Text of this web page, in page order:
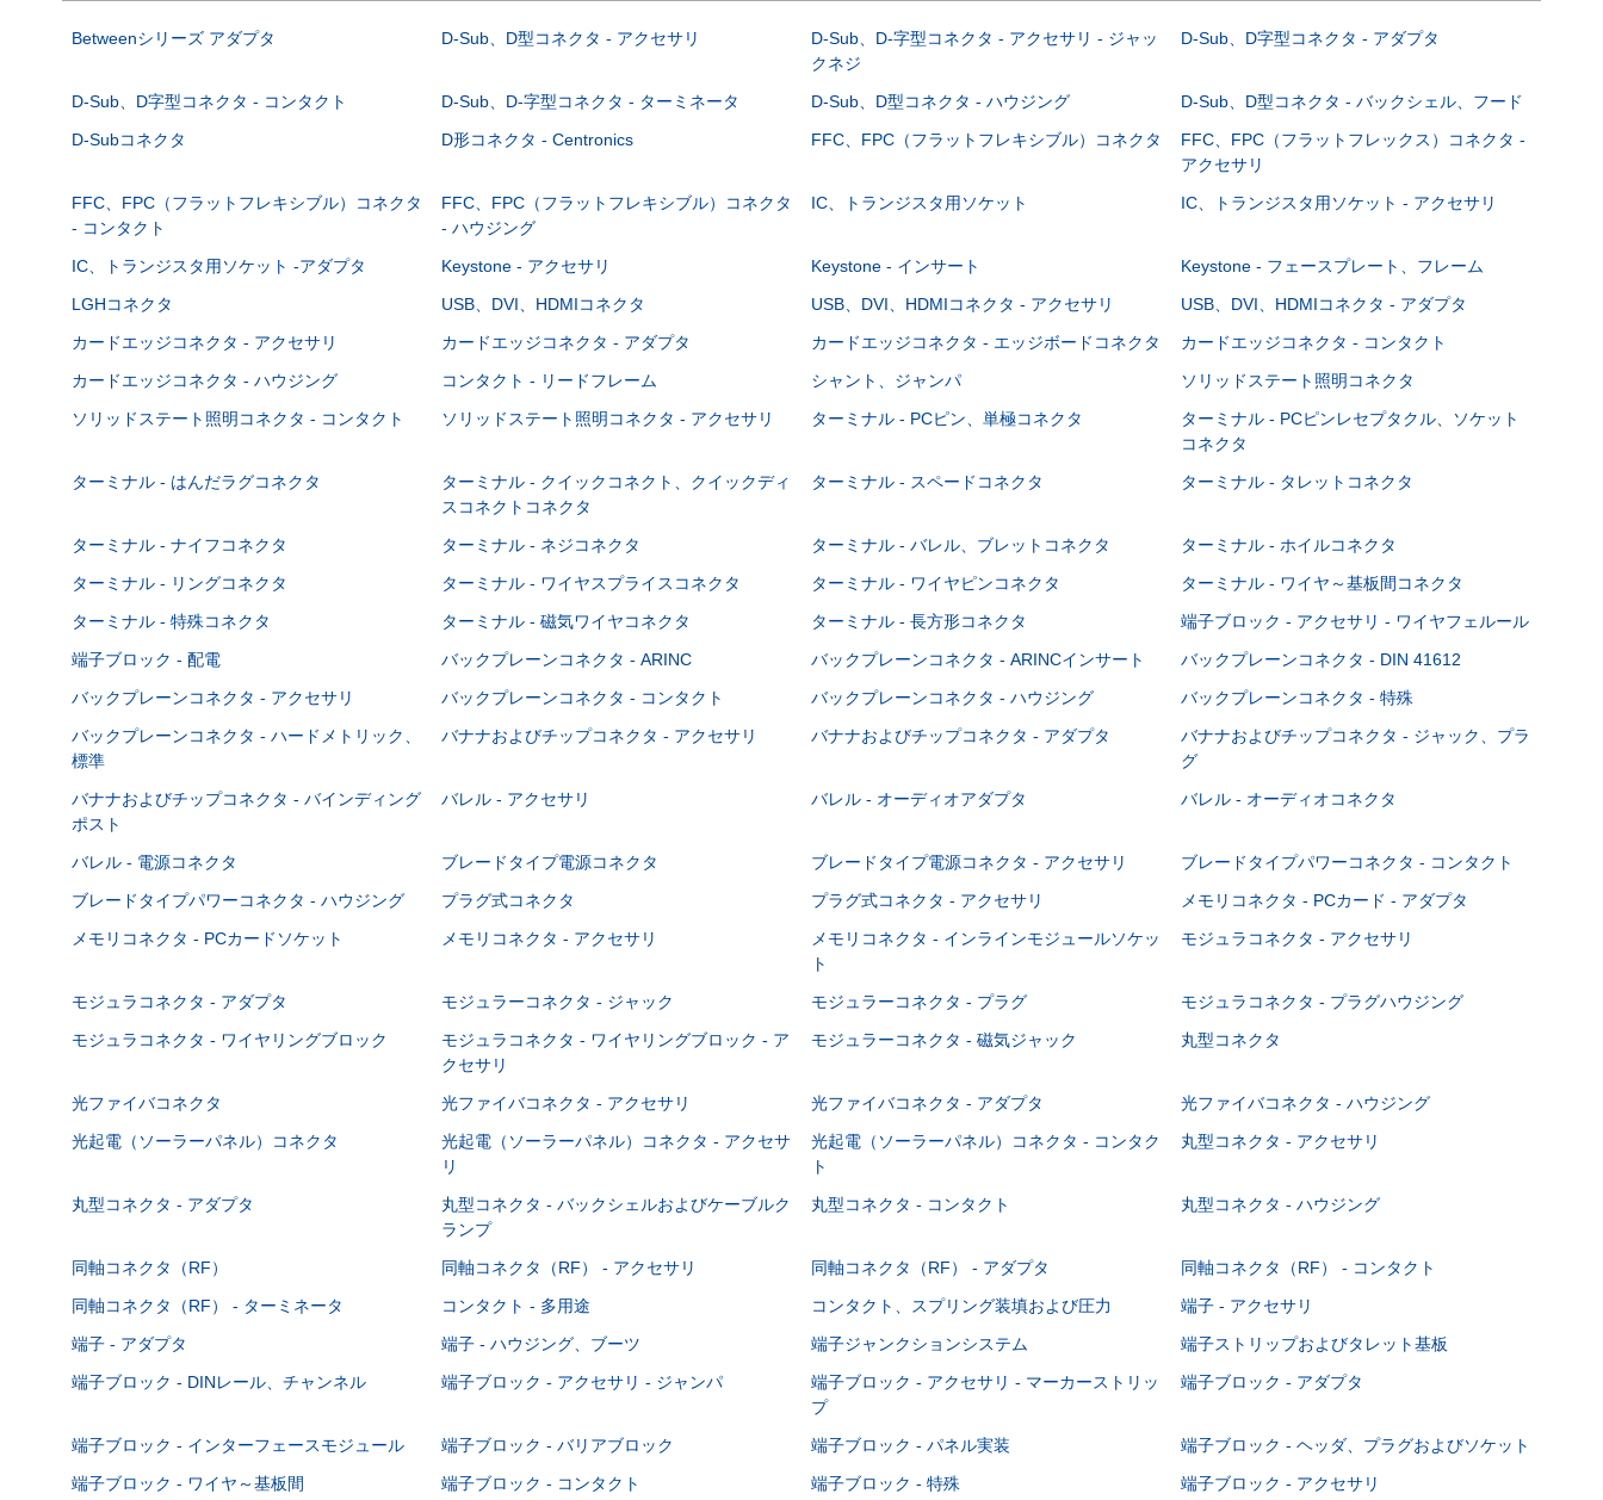
Betweenシリーズ アダプタ D-Sub、D型コネクタ - アクセサリ
D-Sub、D-字型コネクタ - アクセサリ - ジャッ
クネジ
D-Sub、D字型コネクタ - アダプタ
D-Sub、D字型コネクタ - コンタクト D-Sub、D-字型コネクタ - ターミネータ D-Sub、D型コネクタ - ハウジング
D-Sub、D型コネクタ - バックシェル、フード
D-Subコネクタ
D形コネクタ - Centronics FFC、FPC（フラットフレキシブル）コネクタ
FFC、FPC（フラットフレックス）コネクタ -
アクセサリ
FFC、FPC（フラットフレキシブル）コネクタ
- コンタクト
FFC、FPC（フラットフレキシブル）コネクタ
- ハウジング
IC、トランジスタ用ソケット IC、トランジスタ用ソケット - アクセサリ
IC、トランジスタ用ソケット -アダプタ Keystone - アクセサリ Keystone - インサート
Keystone - フェースプレート、フレーム
LGHコネクタ
USB、DVI、HDMIコネクタ USB、DVI、HDMIコネクタ - アクセサリ
USB、DVI、HDMIコネクタ - アダプタ
カードエッジコネクタ - アクセサリ
カードエッジコネクタ - アダプタ カードエッジコネクタ - エッジボードコネクタ
カードエッジコネクタ - コンタクト
カードエッジコネクタ - ハウジング
コンタクト - リードフレーム シャント、ジャンパ
ソリッドステート照明コネクタ
ソリッドステート照明コネクタ - コンタクト
ソリッドステート照明コネクタ - アクセサリ ターミナル - PCピン、単極コネクタ
ターミナル - PCピンレセプタクル、ソケット
コネクタ
ターミナル - はんだラグコネクタ
ターミナル - クイックコネクト、クイックディ
スコネクトコネクタ
ターミナル - スペードコネクタ ターミナル - タレットコネクタ
ターミナル - ナイフコネクタ ターミナル - ネジコネクタ ターミナル - バレル、ブレットコネクタ
ターミナル - ホイルコネクタ
ターミナル - リングコネクタ
ターミナル - ワイヤスプライスコネクタ ターミナル - ワイヤピンコネクタ
ターミナル - ワイヤ～基板間コネクタ
ターミナル - 特殊コネクタ
ターミナル - 磁気ワイヤコネクタ ターミナル - 長方形コネクタ
端子ブロック - アクセサリ - ワイヤフェルール
端子ブロック - 配電
バックプレーンコネクタ - ARINC バックプレーンコネクタ - ARINCインサート
バックプレーンコネクタ - DIN 41612
バックプレーンコネクタ - アクセサリ
バックプレーンコネクタ - コンタクト バックプレーンコネクタ - ハウジング
バックプレーンコネクタ - 特殊
バックプレーンコネクタ - ハードメトリック、
標準
バナナおよびチップコネクタ - アクセサリ バナナおよびチップコネクタ - アダプタ
バナナおよびチップコネクタ - ジャック、プラ
グ
バナナおよびチップコネクタ - バインディング
ポスト
バレル - アクセサリ バレル - オーディオアダプタ バレル - オーディオコネクタ
バレル - 電源コネクタ ブレードタイプ電源コネクタ ブレードタイプ電源コネクタ - アクセサリ
ブレードタイプパワーコネクタ - コンタクト
ブレードタイプパワーコネクタ - ハウジング
プラグ式コネクタ プラグ式コネクタ - アクセサリ
メモリコネクタ - PCカード - アダプタ
メモリコネクタ - PCカードソケット
メモリコネクタ - アクセサリ
メモリコネクタ - インラインモジュールソケッ
ト
モジュラコネクタ - アクセサリ
モジュラコネクタ - アダプタ モジュラーコネクタ - ジャック モジュラーコネクタ - プラグ
モジュラコネクタ - プラグハウジング
モジュラコネクタ - ワイヤリングブロック
モジュラコネクタ - ワイヤリングブロック - ア
クセサリ
モジュラーコネクタ - 磁気ジャック 丸型コネクタ
光ファイバコネクタ 光ファイバコネクタ - アクセサリ 光ファイバコネクタ - アダプタ
光ファイバコネクタ - ハウジング
光起電（ソーラーパネル）コネクタ
光起電（ソーラーパネル）コネクタ - アクセサ
リ
光起電（ソーラーパネル）コネクタ - コンタク
ト
丸型コネクタ - アクセサリ
丸型コネクタ - アダプタ
丸型コネクタ - バックシェルおよびケーブルク
ランプ
丸型コネクタ - コンタクト 丸型コネクタ - ハウジング
同軸コネクタ（RF） 同軸コネクタ（RF） - アクセサリ 同軸コネクタ（RF） - アダプタ
同軸コネクタ（RF） - コンタクト
同軸コネクタ（RF） - ターミネータ
コンタクト - 多用途 コンタクト、スプリング装填および圧力
端子 - アクセサリ
端子 - アダプタ
端子 - ハウジング、ブーツ 端子ジャンクションシステム
端子ストリップおよびタレット基板
端子ブロック - DINレール、チャンネル
端子ブロック - アクセサリ - ジャンパ
端子ブロック - アクセサリ - マーカーストリッ
プ
端子ブロック - アダプタ
端子ブロック - インターフェースモジュール 端子ブロック - バリアブロック 端子ブロック - パネル実装
端子ブロック - ヘッダ、プラグおよびソケット
端子ブロック - ワイヤ～基板間
端子ブロック - コンタクト 端子ブロック - 特殊 端子ブロック - アクセサリ